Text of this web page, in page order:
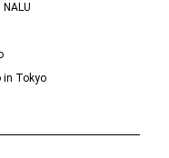
NALU
in Tokyo